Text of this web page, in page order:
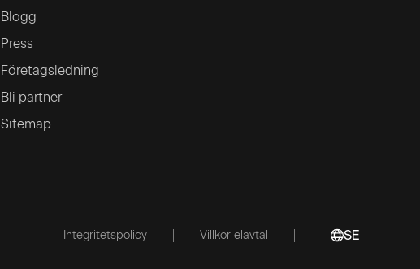
Blogg
Press
Företagsledning
Bli partner
Sitemap
Integritetspolicy Villkor elavtal SE